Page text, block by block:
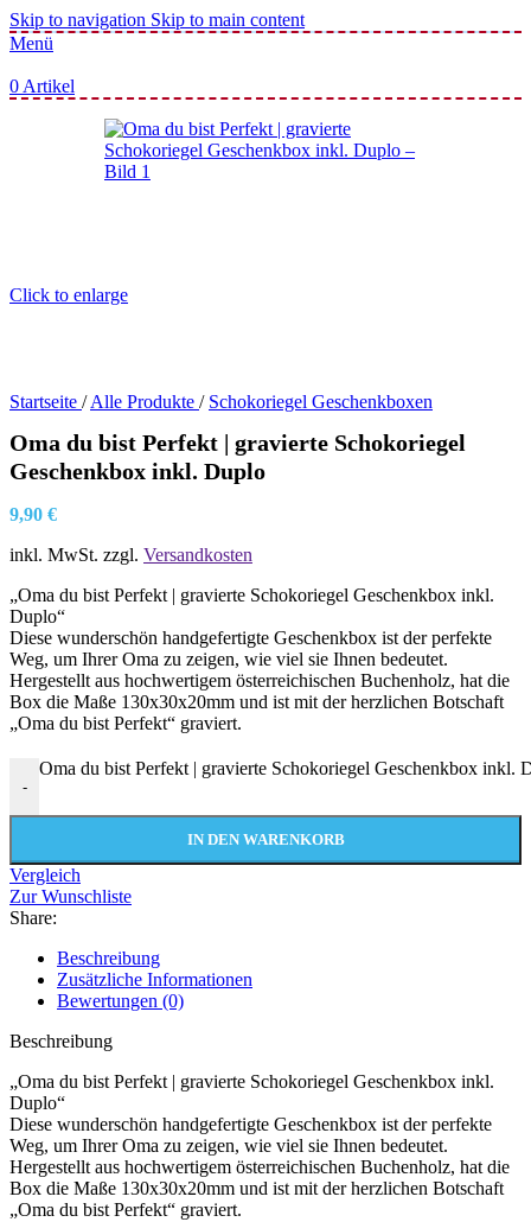
Skip to navigation Skip to main content
Menü
0 Artikel
Click to enlarge
Startseite / Alle Produkte / Schokoriegel Geschenkboxen
Oma du bist Perfekt | gravierte Schokoriegel
Geschenkbox inkl. Duplo
9,90 €
inkl. MwSt. zzgl. Versandkosten
„Oma du bist Perfekt | gravierte Schokoriegel Geschenkbox inkl.
Duplo“
Diese wunderschön handgefertigte Geschenkbox ist der perfekte
Weg, um Ihrer Oma zu zeigen, wie viel sie Ihnen bedeutet.
Hergestellt aus hochwertigem österreichischen Buchenholz, hat die
Box die Maße 130x30x20mm und ist mit der herzlichen Botschaft
„Oma du bist Perfekt“ graviert.
-
Oma du bist Perfekt | gravierte Schokoriegel Geschenkbox inkl.
IN DEN WARENKORB
Vergleich
Zur Wunschliste
Share:
Beschreibung
Zusätzliche Informationen
Bewertungen (0)
Beschreibung
„Oma du bist Perfekt | gravierte Schokoriegel Geschenkbox inkl.
Duplo“
Diese wunderschön handgefertigte Geschenkbox ist der perfekte
Weg, um Ihrer Oma zu zeigen, wie viel sie Ihnen bedeutet.
Hergestellt aus hochwertigem österreichischen Buchenholz, hat die
Box die Maße 130x30x20mm und ist mit der herzlichen Botschaft
„Oma du bist Perfekt“ graviert.